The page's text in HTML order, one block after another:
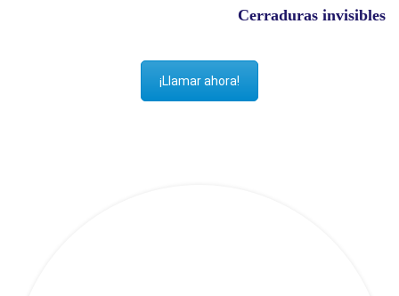
Cerraduras invisibles
¡Llamar ahora!